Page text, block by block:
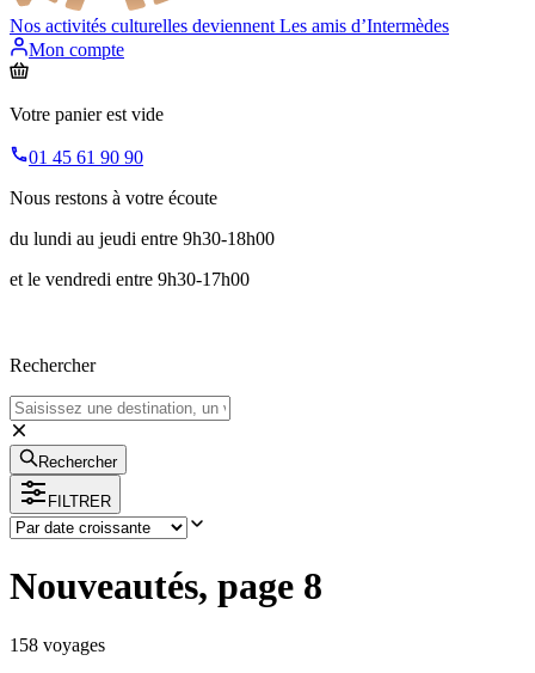
Nos activités culturelles deviennent Les amis d’Intermèdes
Mon compte
Votre panier est vide
01 45 61 90 90
Nous restons à votre écoute
du lundi au jeudi entre 9h30-18h00
et le vendredi entre 9h30-17h00
Rechercher
Rechercher
FILTRER
Nouveautés, page 8
158 voyages